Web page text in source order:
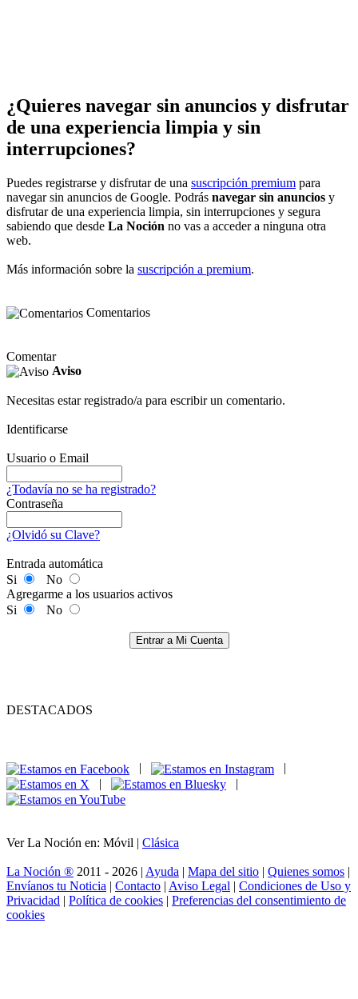
¿Quieres navegar sin anuncios y disfrutar
de una experiencia limpia y sin
interrupciones?
Puedes registrarse y disfrutar de una suscripción premium para
navegar sin anuncios de Google. Podrás navegar sin anuncios y
disfrutar de una experiencia limpia, sin interrupciones y segura
sabiendo que desde La Noción no vas a acceder a ninguna otra
web.
Más información sobre la suscripción a premium.
Comentarios
Comentar
Aviso
Necesitas estar registrado/a para escribir un comentario.
Identificarse
Usuario o Email
¿Todavía no se ha registrado?
Contraseña
¿Olvidó su Clave?
Entrada automática
Si
No
Agregarme a los usuarios activos
Si
No
Entrar a Mi Cuenta
DESTACADOS
|
|
Ver La Noción en: Móvil | Clásica
La Noción ® 2011 - 2026 | Ayuda | Mapa del sitio | Quienes somos |
Envíanos tu Noticia | Contacto | Aviso Legal | Condiciones de Uso y
Privacidad | Política de cookies | Preferencias del consentimiento de
cookies